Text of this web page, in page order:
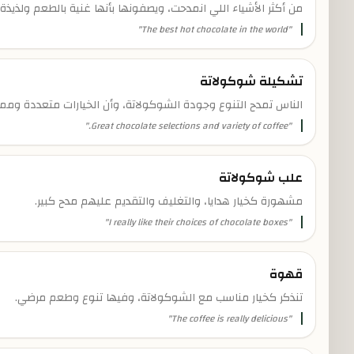
من أكثر الأشياء اللي انمدحت، ويصفونها بأنها غنية بالطعم
"
The best hot chocolate in the world
"
تشكيلة شوكولاتة
الناس تمدح التنوع وجودة الشوكولاتة، وأن الخيارات متعددة
"
Great chocolate selections and variety of coffee.
"
علب شوكولاتة
مشهورة كخيار هدايا، والتغليف والتقديم عليهم مدح كبير.
"
I really like their choices of chocolate boxes
"
قهوة
تنذكر كخيار مناسب مع الشوكولاتة، وفيها تنوع وطعم مرضي.
"
The coffee is really delicious
"